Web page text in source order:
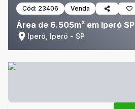
Cód: 23406 Venda
Área de 6.505m² em Iperó SP
Iperó, Iperó - SP